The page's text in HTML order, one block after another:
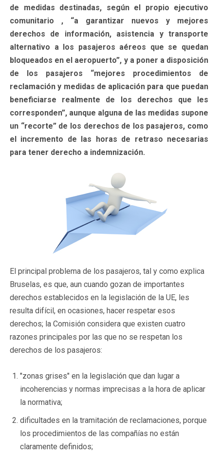
de medidas destinadas, según el propio ejecutivo
comunitario , “a garantizar nuevos y mejores
derechos de información, asistencia y transporte
alternativo a los pasajeros aéreos que se quedan
bloqueados en el aeropuerto”, y a poner a disposición
de los pasajeros “mejores procedimientos de
reclamación y medidas de aplicación para que puedan
beneficiarse realmente de los derechos que les
corresponden”, aunque alguna de las medidas supone
un “recorte” de los derechos de los pasajeros, como
el incremento de las horas de retraso necesarias
para tener derecho a indemnización.
El principal problema de los pasajeros, tal y como explica
Bruselas, es que, aun cuando gozan de importantes
derechos establecidos en la legislación de la UE, les
resulta difícil, en ocasiones, hacer respetar esos
derechos; la Comisión considera que existen cuatro
razones principales por las que no se respetan los
derechos de los pasajeros:
"zonas grises" en la legislación que dan lugar a
incoherencias y normas imprecisas a la hora de aplicar
la normativa;
dificultades en la tramitación de reclamaciones, porque
los procedimientos de las compañías no están
claramente definidos;